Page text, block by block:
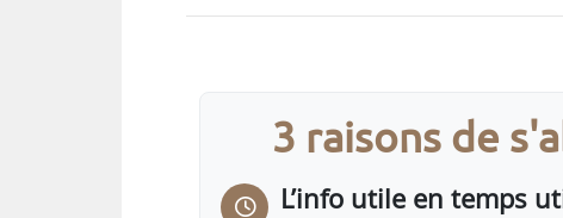
savoir-faire. Il était, en outre,
Dominique Potier est député depuis
visant à produire autrement, en
3 raisons de
L’info utile en temps